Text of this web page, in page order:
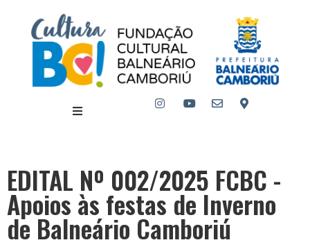
EDITAL Nº 002/2025 FCBC -
Apoios às festas de Inverno
de Balneário Camboriú